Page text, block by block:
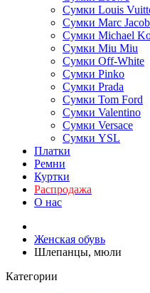
Сумки Louis
Сумки Marc
Сумки Michael
Сумки Miu Miu
Сумки Off-White
Сумки Pinko
Сумки Prada
Сумки Tom Ford
Cумки Valentino
Сумки Versace
Сумки YSL
Платки
Ремни
Куртки
Распродажа
О нас
Женская обувь
Шлепанцы, мюли
Категории